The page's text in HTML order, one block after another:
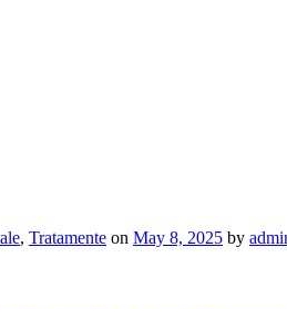
, Tratamente on May 8, 2025 by